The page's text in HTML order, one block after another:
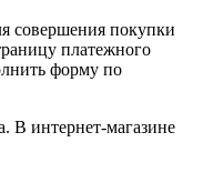
совершения покупки
платежного
форму по
В интернет-магазине